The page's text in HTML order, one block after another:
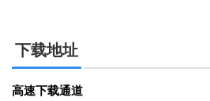
下载地址
高速下载通道